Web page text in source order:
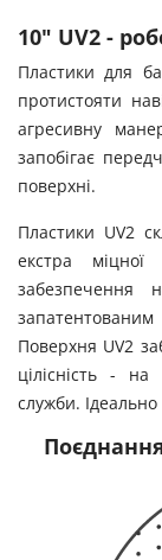
10" UV2 -
Пластики для
протистояти
агресивну
запобігає
поверхні.
Пластики UV2
екстра
забезпечення
Поверхня UV2
цілісність -
служби.